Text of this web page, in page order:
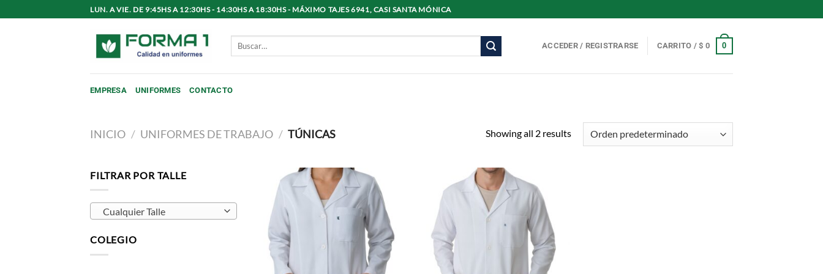
al
LUN. A VIE. DE 9:45HS A 12:30HS - 14:30HS A 18:30HS - MÁXIMO TAJES 6941, CASI SANTA MÓNICA
Buscar
ACCEDER / REGISTRARSE CARRITO /$ 0 0
EMPRESA UNIFORMES CONTACTO
INICIO / UNIFORMES DE TRABAJO / TÚNICAS Showing all 2 results
FILTRAR POR TALLE
Cualquier Talle
COLEGIO